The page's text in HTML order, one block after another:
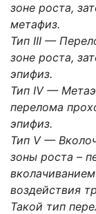
зоне роста,
метафиз.
Тип III —
зоне роста,
эпифиз.
Тип IV —
перелома
эпифиз.
Тип V —
зоны роста –
воздействия
Такой тип